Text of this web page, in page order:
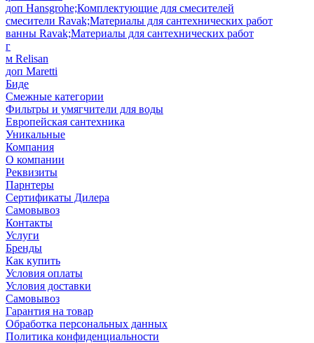
доп Hansgrohe;Комплектующие для смесителей
смесители Ravak;Материалы для сантехнических работ
ванны Ravak;Материалы для сантехнических работ
г
м Relisan
доп Maretti
Биде
Смежные категории
Фильтры и умягчители для воды
Европейская сантехника
Уникальные
Компания
О компании
Реквизиты
Парнтеры
Сертификаты Дилера
Самовывоз
Контакты
Услуги
Бренды
Как купить
Условия оплаты
Условия доставки
Самовывоз
Гарантия на товар
Обработка персональных данных
Политика конфиденциальности